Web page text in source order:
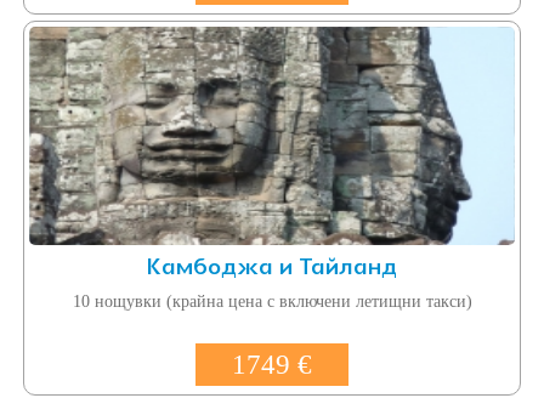
Камбоджа и Тайланд
10 нощувки (крайна цена с включени летищни такси)
1749 €